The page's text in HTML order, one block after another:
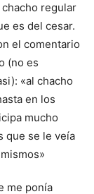
regular
es del cesar.
el comentario
(no es
«al chacho
en los
mucho
que se le veía
me ponía